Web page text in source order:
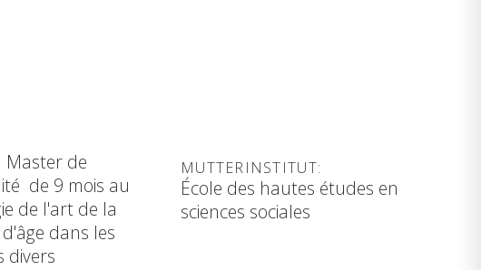
Master de
de 9 mois au
de l'art de la
dans les
divers
MUTTERINSTITUT:
École des hautes études en
sciences sociales